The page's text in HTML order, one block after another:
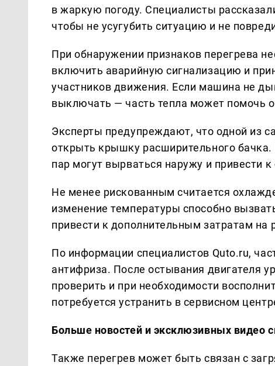
в жаркую погоду. Специалисты
чтобы не усугубить ситуацию и не
При обнаружении признаков перегрева
включить аварийную сигнализацию и
участников движения. Если машина не
выключать — часть тепла может помочь
Эксперты предупреждают, что одной из
открыть крышку расширительного
пар могут вырваться наружу и привести
Не менее рискованным считается
изменение температуры способно
привести к дополнительным затратам на
По информации специалистов Quto.ru,
антифриза. После остывания двигателя
проверить и при необходимости
потребуется устранить в сервисном
Больше новостей и эксклюзивных видео
Также перегрев может быть связан с